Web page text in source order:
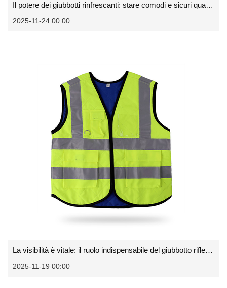
Il potere dei giubbotti rinfrescanti: stare comodi e sicuri quando fa caldo
2025-11-24 00:00
La visibilità è vitale: il ruolo indispensabile del giubbotto riflettente
2025-11-19 00:00